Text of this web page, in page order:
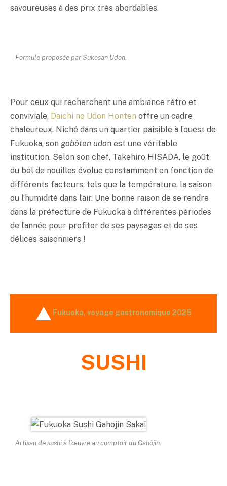
savoureuses à des prix très abordables.
Formule proposée par Sukesan Udon.
Pour ceux qui recherchent une ambiance rétro et
conviviale, Daichi no Udon Honten offre un cadre
chaleureux. Niché dans un quartier paisible à l’ouest de
Fukuoka, son gobôten udon est une véritable
institution. Selon son chef, Takehiro HISADA, le goût
du bol de nouilles évolue constamment en fonction de
différents facteurs, tels que la température, la saison
ou l’humidité dans l’air. Une bonne raison de se rendre
dans la préfecture de Fukuoka à différentes périodes
de l’année pour profiter de ses paysages et de ses
délices saisonniers !
Fukuoka, voyage gastronomique 2025
SUSHI
Artisan de sushi à l’œuvre au comptoir du Gahôjin.